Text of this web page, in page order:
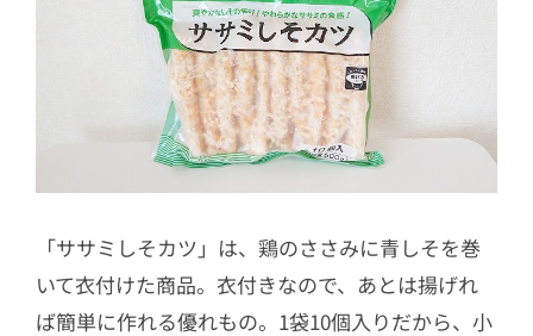
「ササミしそカツ」は、鶏のささみに青しそを巻
いて衣付けた商品。衣付きなので、あとは揚げれ
ば簡単に作れる優れもの。1袋10個入りだから、小